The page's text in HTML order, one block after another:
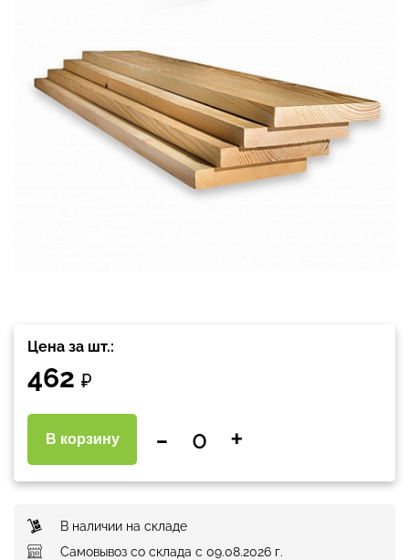
Цена за шт.:
462 ₽
В корзину - +
В наличии на складе
Самовывоз со склада с 09.08.2026 г.